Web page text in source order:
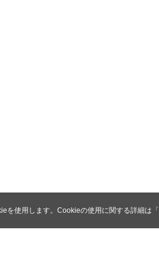
を使用します。Cookieの使用に関する詳細は「